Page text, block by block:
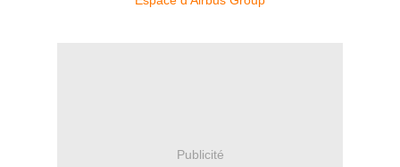
Publicité